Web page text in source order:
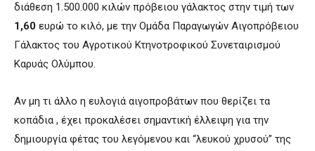
διάθεση 1.500.000 κιλών πρόβειου γάλακτος στην τιμή των
1,60 ευρώ το κιλό, με την Ομάδα Παραγωγών Αιγοπρόβειου
Γάλακτος του Αγροτικού Κτηνοτροφικού Συνεταιρισμού
Καρυάς Ολύμπου.
Αν μη τι άλλο η ευλογιά αιγοπροβάτων που θερίζει τα
κοπάδια , έχει προκαλέσει σημαντική έλλειψη για την
δημιουργία φέτας του λεγόμενου και “λευκού χρυσού” της